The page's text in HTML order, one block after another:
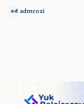
ad admrozi